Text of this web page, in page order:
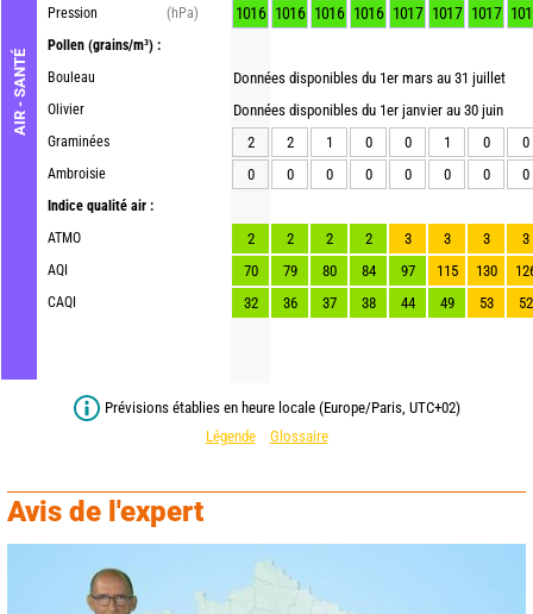
AIR - SANTÉ
Pression
(hPa)
Pollen (grains/m³) :
Bouleau
Olivier
Graminées
Ambroisie
Indice qualité air :
ATMO
AQI
CAQI
1016 1016 1016 1016 1017 1017 1017
Données disponibles du 1er mars au 31 juillet
Données disponibles du 1er janvier au 30 juin
2
2 1 0 0 1 0
0
0
0 0 0 0 0 0 0
2 2 2 2 3 3 3
3
70
79 80 84 97 115 130
32
36 37 38 44 49 53 52
Prévisions établies en heure locale (Europe/Paris, UTC+02)
Légende
Glossaire
Avis de l'expert